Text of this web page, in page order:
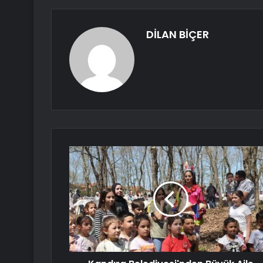
DİLAN BİÇER